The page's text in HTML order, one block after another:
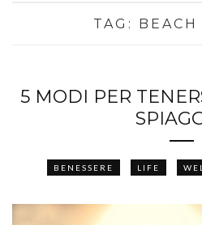
TAG: BEACH
5 MODI PER
BENESSERE LIFE